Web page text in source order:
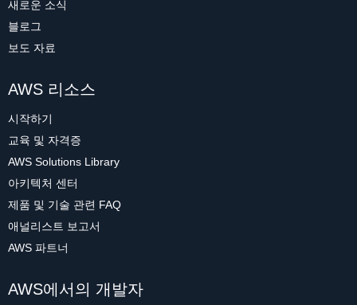
새로운 소식
블로그
보도 자료
AWS 리소스
시작하기
교육 및 자격증
AWS Solutions Library
아키텍처 센터
제품 및 기술 관련 FAQ
애널리스트 보고서
AWS 파트너
AWS에서의 개발자